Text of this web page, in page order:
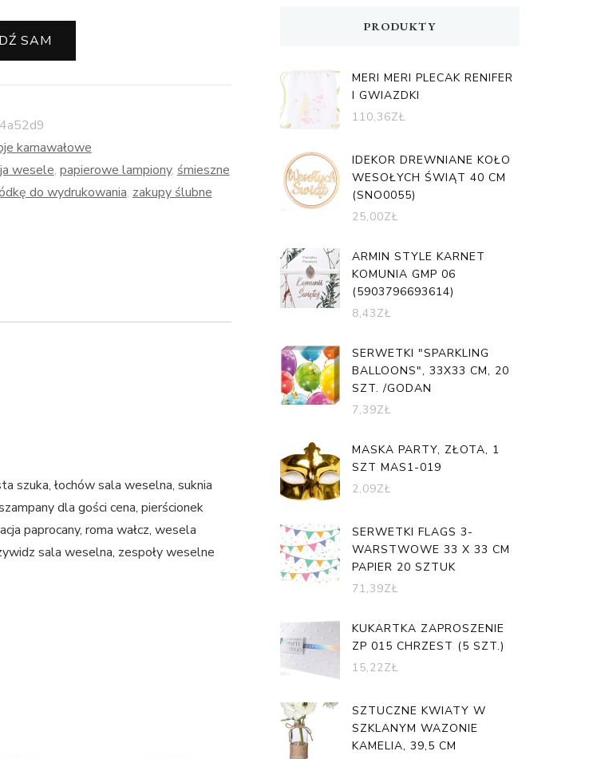
SAM
karnawałowe
wesele, papierowe lampiony, śmieszne
do wydrukowania, zakupy ślubne
szuka, łochów sala weselna, suknia
dla gości cena, pierścionek
paprocany, roma wałcz, wesela
sala weselna, zespoły weselne
PRODUKTY
MERI MERI PLECAK RENIFER
I GWIAZDKI
110,36ZŁ
IDEKOR DREWNIANE KOŁO
WESOŁYCH ŚWIĄT 40 CM
(SNO0055)
25,00ZŁ
ARMIN STYLE KARNET
KOMUNIA GMP 06
(5903796693614)
8,43ZŁ
SERWETKI "SPARKLING
BALLOONS", 33X33 CM, 20
SZT. /GODAN
7,39ZŁ
MASKA PARTY, ZŁOTA, 1
SZT MAS1-019
2,09ZŁ
SERWETKI FLAGS 3-
WARSTWOWE 33 X 33 CM
PAPIER 20 SZTUK
71,39ZŁ
KUKARTKA ZAPROSZENIE
ZP 015 CHRZEST (5 SZT.)
15,22ZŁ
SZTUCZNE KWIATY W
SZKLANYM WAZONIE
KAMELIA, 39,5 CM